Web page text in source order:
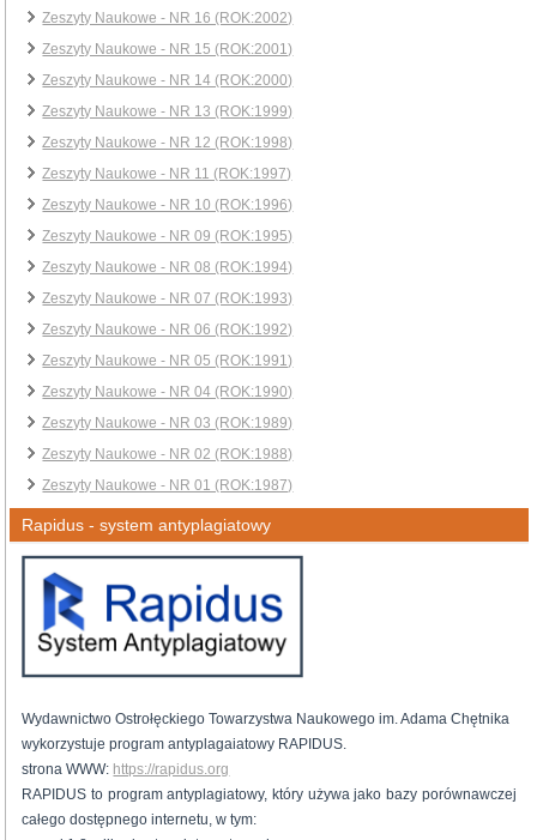
Zeszyty Naukowe - NR 16 (ROK:2002)
Zeszyty Naukowe - NR 15 (ROK:2001)
Zeszyty Naukowe - NR 14 (ROK:2000)
Zeszyty Naukowe - NR 13 (ROK:1999)
Zeszyty Naukowe - NR 12 (ROK:1998)
Zeszyty Naukowe - NR 11 (ROK:1997)
Zeszyty Naukowe - NR 10 (ROK:1996)
Zeszyty Naukowe - NR 09 (ROK:1995)
Zeszyty Naukowe - NR 08 (ROK:1994)
Zeszyty Naukowe - NR 07 (ROK:1993)
Zeszyty Naukowe - NR 06 (ROK:1992)
Zeszyty Naukowe - NR 05 (ROK:1991)
Zeszyty Naukowe - NR 04 (ROK:1990)
Zeszyty Naukowe - NR 03 (ROK:1989)
Zeszyty Naukowe - NR 02 (ROK:1988)
Zeszyty Naukowe - NR 01 (ROK:1987)
Rapidus - system antyplagiatowy
Wydawnictwo Ostrołęckiego Towarzystwa Naukowego im. Adama Chętnika
wykorzystuje program antyplagaiatowy RAPIDUS.
strona WWW: https://rapidus.org
RAPIDUS to program antyplagiatowy, który używa jako bazy porównawczej
całego dostępnego internetu, w tym: